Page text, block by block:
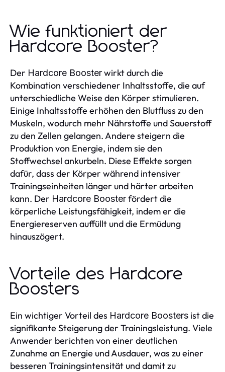
Wie funktioniert der
Hardcore Booster?
Der Hardcore Boosterwirkt durch die
Kombination verschiedener Inhaltsstoffe, die auf
unterschiedliche Weise den Körper stimulieren.
Einige Inhaltsstoffe erhöhen den Blutfluss zu den
Muskeln, wodurch mehr Nährstoffe und Sauerstoff
zu den Zellen gelangen. Andere steigern die
Produktion von Energie, indem sie den
Stoffwechsel ankurbeln. Diese Effekte sorgen
dafür, dass der Körper während intensiver
Trainingseinheiten länger und härter arbeiten
kann. Der Hardcore Boosterfördert die
körperliche Leistungsfähigkeit, indem er die
Energiereserven auffüllt und die Ermüdung
hinauszögert.
Vorteile des Hardcore
Boosters
Ein wichtiger Vorteil des Hardcore Boosters ist die
signifikante Steigerung der Trainingsleistung. Viele
Anwender berichten von einer deutlichen
Zunahme an Energie und Ausdauer, was zu einer
besseren Trainingsintensität und damit zu